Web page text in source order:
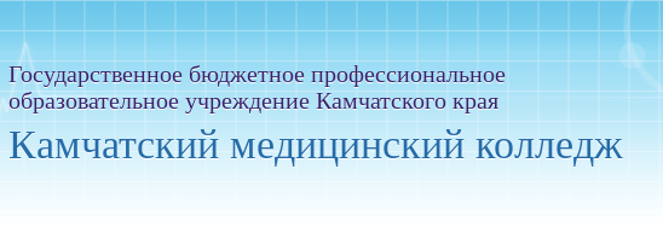
Государственное бюджетное профессиональное
образовательное учреждение Камчатского края
Камчатский медицинский колледж